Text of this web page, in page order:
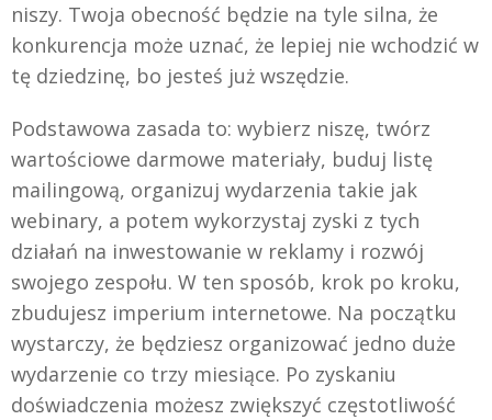
niszy. Twoja obecność będzie na tyle silna, że
konkurencja może uznać, że lepiej nie wchodzić w
tę dziedzinę, bo jesteś już wszędzie.
Podstawowa zasada to: wybierz niszę, twórz
wartościowe darmowe materiały, buduj listę
mailingową, organizuj wydarzenia takie jak
webinary, a potem wykorzystaj zyski z tych
działań na inwestowanie w reklamy i rozwój
swojego zespołu. W ten sposób, krok po kroku,
zbudujesz imperium internetowe. Na początku
wystarczy, że będziesz organizować jedno duże
wydarzenie co trzy miesiące. Po zyskaniu
doświadczenia możesz zwiększyć częstotliwość